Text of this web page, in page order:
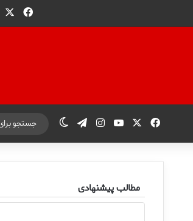
فیس
فیس بوکیوتیوباینستاگرام
تلگرامتغییر پوسته
مطالب پیشنهادی